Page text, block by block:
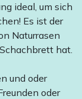
ideal, um sich
Es ist der
Naturrasen
hat.
und oder
oder